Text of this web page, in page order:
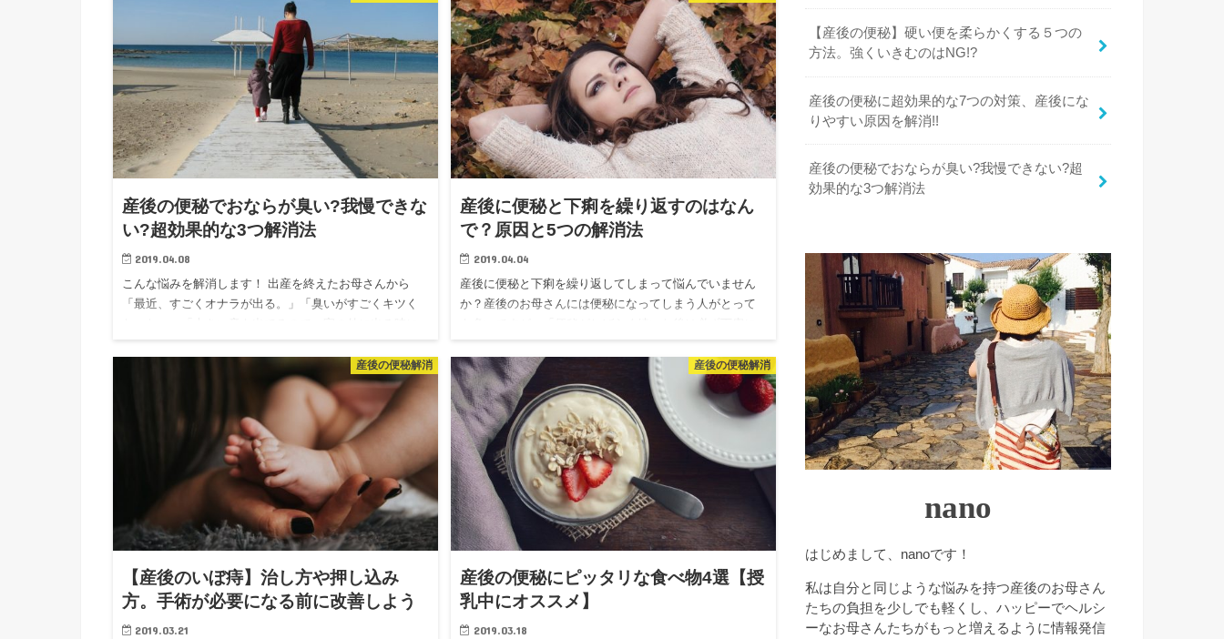
産後の便秘でおならが臭い?我慢できな
い?超効果的な3つ解消法
2019.04.08
こんな悩みを解消します！ 出産を終えたお母さんから
「最近、すごくオナラが出る。」「臭いがすごくキツく
産後に便秘と下痢を繰り返すのはなん
で？原因と5つの解消法
2019.04.04
産後に便秘と下痢を繰り返してしまって悩んでいません
か？産後のお母さんには便秘になってしまう人がとって
です。 この記事では…
産後の便秘解消
【産後のいぼ痔】治し方や押し込み
方。手術が必要になる前に改善しよう
2019.03.21
産後の便秘解消
産後の便秘にピッタリな食べ物4選【授
乳中にオススメ】
2019.03.18
【産後の便秘】硬い便を柔らかくする５つの
方法。強くいきむのはNG!?
産後の便秘に超効果的な7つの対策、産後にな
りやすい原因を解消!!
産後の便秘でおならが臭い?我慢できない?超
効果的な3つ解消法
nano
はじめまして、nanoです！
私は自分と同じような悩みを持つ産後のお母さん
たちの負担を少しでも軽くし、ハッピーでヘルシ
ーなお母さんたちがもっと増えるように情報発信